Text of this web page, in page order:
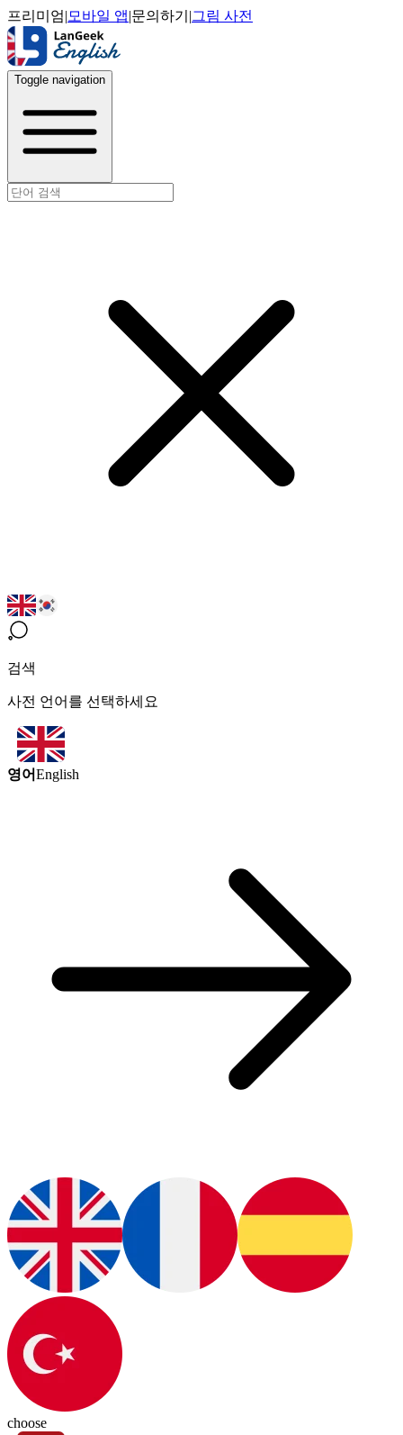
프리미엄| 모바일 앱|문의하기 |그림 사전
Toggle navigation
검색
사전 언어를 선택하세요
영어English
choose